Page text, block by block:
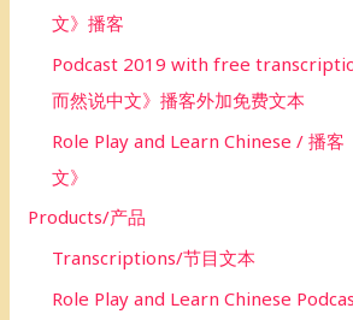
文》播客
Podcast 2019 with free
而然说中文》播客外加免费文本
Role Play and Learn Chinese / 播客
文》
Products/产品
Transcriptions/节目文本
Role Play and Learn Chinese